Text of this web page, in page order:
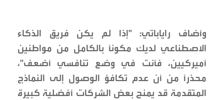
وأضاف راياباتي: "إذا لم يكن فريق الذكاء
الاصطناعي لديك مكوناً بالكامل من مواطنين
أميركيين، فأنت في وضع تنافسي أضعف"،
محذراً من أن عدم تكافؤ الوصول إلى النماذج
المتقدمة قد يمنح بعض الشركات أفضلية كبيرة